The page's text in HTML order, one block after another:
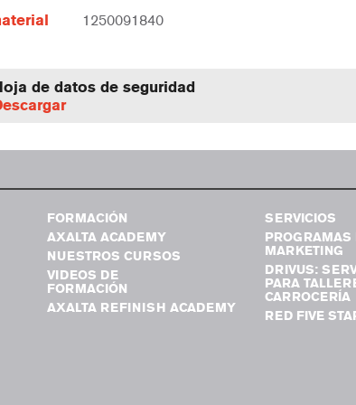
1250091840
de datos de seguridad
FORMACIÓN
AXALTA ACADEMY
NUESTROS CURSOS
VIDEOS DE
FORMACIÓN
AXALTA REFINISH ACADEMY
SERVICIOS
PROGRAMAS
MARKETING
DRIVUS:
PARA
CARROCERÍA
RED FIVE